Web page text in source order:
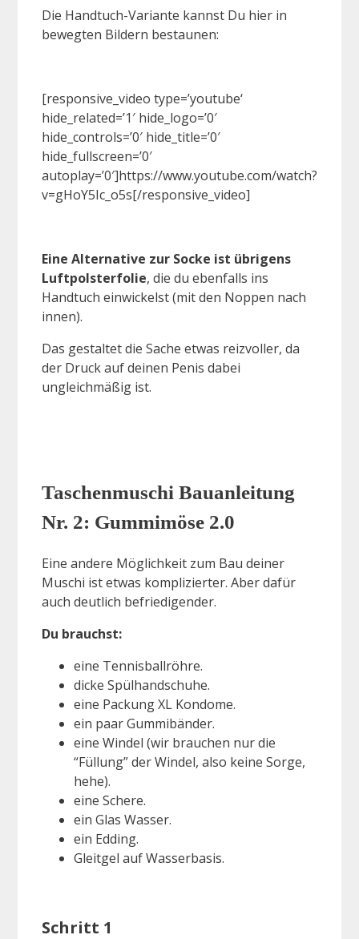
Die Handtuch-Variante kannst Du hier in
bewegten Bildern bestaunen:
[responsive_video type=’youtube‘
hide_related=’1′ hide_logo=’0′
hide_controls=’0′ hide_title=’0′
hide_fullscreen=’0′
autoplay=’0′]https://www.youtube.com/watch?
v=gHoY5Ic_o5s[/responsive_video]
Eine Alternative zur Socke ist übrigens
Luftpolsterfolie, die du ebenfalls ins
Handtuch einwickelst (mit den Noppen nach
innen).
Das gestaltet die Sache etwas reizvoller, da
der Druck auf deinen Penis dabei
ungleichmäßig ist.
Taschenmuschi Bauanleitung
Nr. 2: Gummimöse 2.0
Eine andere Möglichkeit zum Bau deiner
Muschi ist etwas komplizierter. Aber dafür
auch deutlich befriedigender.
Du brauchst:
eine Tennisballröhre.
dicke Spülhandschuhe.
eine Packung XL Kondome.
ein paar Gummibänder.
eine Windel (wir brauchen nur die
“Füllung” der Windel, also keine Sorge,
hehe).
eine Schere.
ein Glas Wasser.
ein Edding.
Gleitgel auf Wasserbasis.
Schritt 1